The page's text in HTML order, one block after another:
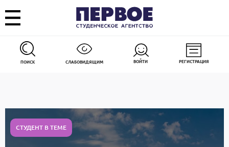
ПОИСК СЛАБОВИДЯЩИМ ВОЙТИ РЕГИСТРАЦИЯ
СТУДЕНТ В ТЕМЕ